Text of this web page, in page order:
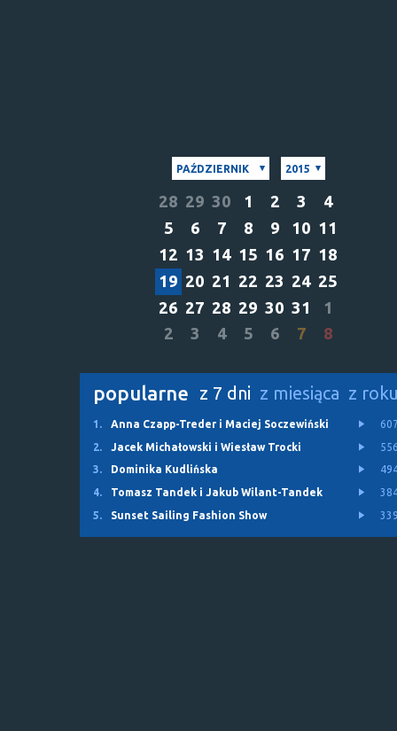
PAŹDZIERNIK 2015
28 29 30 1 2 3
4
5
6 7 8 9 10 11
12 13 14 15 16 17 18
19 20 21 22 23 24 25
26 27 28 29 30 31
1
2
3 4 5 6 7 8
popularne z 7 dni z miesiąca z
1. Anna Czapp-Treder i Maciej Soczewiński
2.
Jacek Michałowski i Wiesław Trocki
3.
Dominika Kudlińska
4.
Tomasz Tandek i Jakub Wilant-Tandek
5.
Sunset Sailing Fashion Show